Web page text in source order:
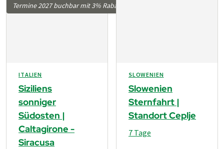
Termine 2027 buchbar mit 3% Rabatt
ITALIEN
Siziliens
sonniger
Südosten |
Caltagirone -
Siracusa
SLOWENIEN
Slowenien
Sternfahrt |
Standort Ceplje
7 Tage